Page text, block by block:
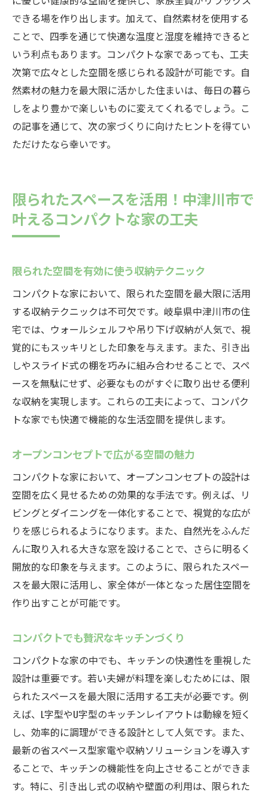
できる場を作り出します。加えて、自然素材を使用する
ことで、四季を通じて快適な温度と湿度を維持できると
いう利点もあります。コンパクトな家であっても、工夫
次第で広々とした空間を感じられる設計が可能です。自
然素材の魅力を最大限に活かした住まいは、毎日の暮ら
しをより豊かで楽しいものに変えてくれるでしょう。こ
の記事を通じて、次の家づくりに向けたヒントを得てい
ただけたなら幸いです。
限られたスペースを活用！中津川市で
叶えるコンパクトな家の工夫
限られた空間を有効に使う収納テクニック
コンパクトな家において、限られた空間を最大限に活用
する収納テクニックは不可欠です。岐阜県中津川市の住
宅では、ウォールシェルフや吊り下げ収納が人気で、視
覚的にもスッキリとした印象を与えます。また、引き出
しやスライド式の棚を巧みに組み合わせることで、スペ
ースを無駄にせず、必要なものがすぐに取り出せる便利
な収納を実現します。これらの工夫によって、コンパク
トな家でも快適で機能的な生活空間を提供します。
オープンコンセプトで広がる空間の魅力
コンパクトな家において、オープンコンセプトの設計は
空間を広く見せるための効果的な手法です。例えば、リ
ビングとダイニングを一体化することで、視覚的な広が
りを感じられるようになります。また、自然光をふんだ
んに取り入れる大きな窓を設けることで、さらに明るく
開放的な印象を与えます。このように、限られたスペー
スを最大限に活用し、家全体が一体となった居住空間を
作り出すことが可能です。
コンパクトでも贅沢なキッチンづくり
コンパクトな家の中でも、キッチンの快適性を重視した
設計は重要です。若い夫婦が料理を楽しむためには、限
られたスペースを最大限に活用する工夫が必要です。例
えば、L字型やU字型のキッチンレイアウトは動線を短く
し、効率的に調理ができる設計として人気です。また、
最新の省スペース型家電や収納ソリューションを導入す
ることで、キッチンの機能性を向上させることができま
す。特に、引き出し式の収納や壁面の利用は、限られた